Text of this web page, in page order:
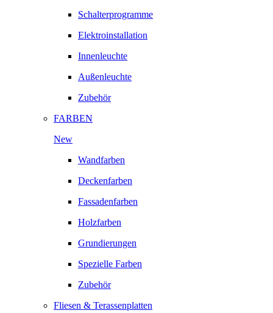
Schalterprogramme
Elektroinstallation
Innenleuchte
Außenleuchte
Zubehör
FARBEN
New
Wandfarben
Deckenfarben
Fassadenfarben
Holzfarben
Grundierungen
Spezielle Farben
Zubehör
Fliesen & Terassenplatten